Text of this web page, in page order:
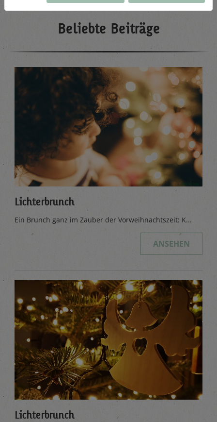
Beliebte Beiträge
Lichterbrunch
Ein Brunch ganz im Zauber der Vorweihnachtszeit: K...
ANSEHEN
Lichterbrunch